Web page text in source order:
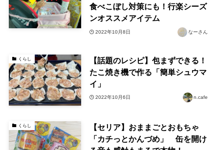
食べこぼし対策にも！行楽シーズ
ンオススメアイテム
2022年10月8日 なーさん
くらし
【話題のレシピ】包まずできる！
たこ焼き機で作る「簡単シュウマ
イ」
2022年10月6日 n.cafe
くらし
【セリア】おままごとおもちゃ
「カチっとかんづめ」 缶を開け